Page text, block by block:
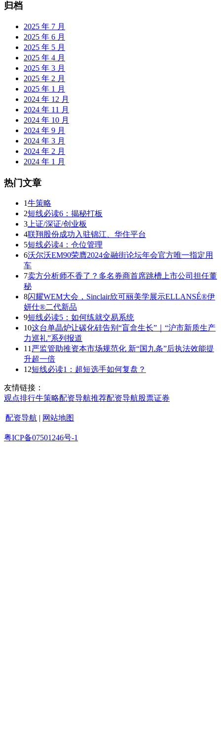
归档
2025 年 7 月
2025 年 6 月
2025 年 5 月
2025 年 4 月
2025 年 3 月
2025 年 2 月
2025 年 1 月
2024 年 12 月
2024 年 11 月
2024 年 10 月
2024 年 9 月
2024 年 3 月
2024 年 2 月
2024 年 1 月
热门文章
1牛策略
2短线必读6：揭秘打板
3 上证/深证/创业板
4联翔股份成功入驻锦江、华住平台
5短线必读4：仓位管理
6沃尔沃EM90荣膺2024金融街论坛年会官方唯一指定用
车
7卖方分析师不香了？多名券商首席跳槽上市公司担任董
秘
8闪耀WEM大会，Sinclair欣可丽美学展示ELLANSÉ®伊
妍仕®二代新品
9短线必读5：如何练就交易系统
10这台单晶炉让碳化硅告别“盲盒生长”｜“沪市新质生产
力巡礼”系列报道
11 严监管助推资本市场规范化 新“国九条”后执法效能提
升超一倍
12短线必读1：超短选手如何复盘？
友情链接：
观点排行牛策略配资导航推荐配资导航股票证券
配资导航 | 网站地图
粤ICP备07501246号-1